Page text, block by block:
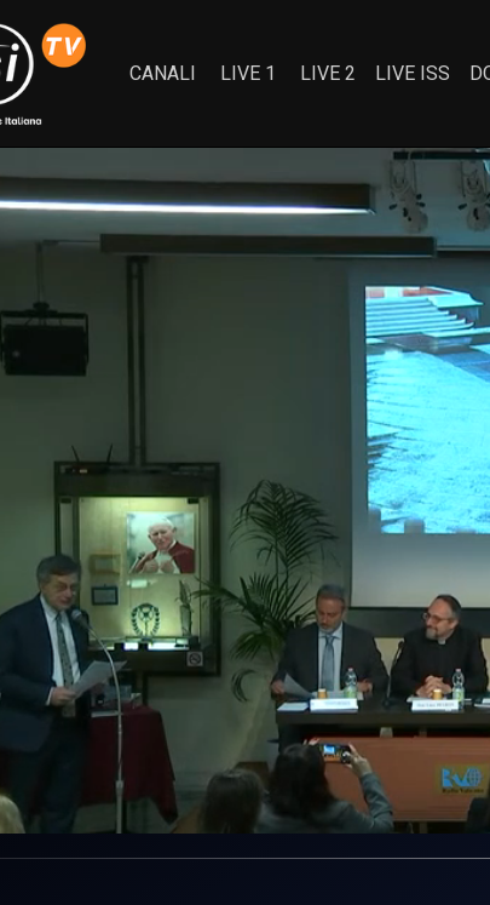
CANALI LIVE 1 LIVE 2 LIVE ISS